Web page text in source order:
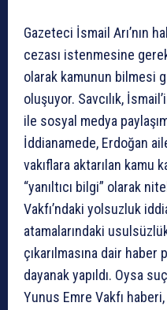
Gazeteci İsmail Arı’nın
cezası istenmesine
olarak kamunun bilmesi
oluşuyor. Savcılık,
ile sosyal medya
İddianamede, Erdoğan
vakıflara aktarılan kamu
“yanıltıcı bilgi” olarak
Vakfı’ndaki yolsuzluk
atamalarındaki
çıkarılmasına dair haber
dayanak yapıldı. Oysa
Yunus Emre Vakfı